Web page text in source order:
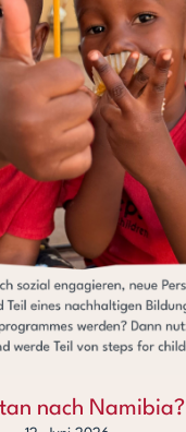
nach Namibia?